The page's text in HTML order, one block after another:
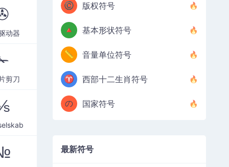
动器
剪刀
©️ 版权符号
🔺 基本形状符号
📏 音量单位符号
♈ 西部十二生肖符号
の 国家符号
最新符号